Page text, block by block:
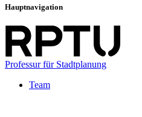
Hauptnavigation
Professur für Stadtplanung
Team